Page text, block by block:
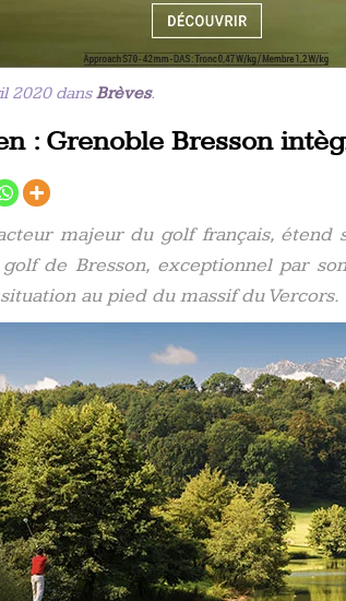
2020 dansBrèves.
: Grenoble Bresson
majeur du golf français,
de Bresson, exceptionnel par
au pied du massif du Vercors.